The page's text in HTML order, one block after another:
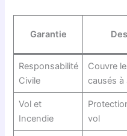
Garantie
Responsabilité
Civile
Couvre
causés à
Vol et
Incendie
vol